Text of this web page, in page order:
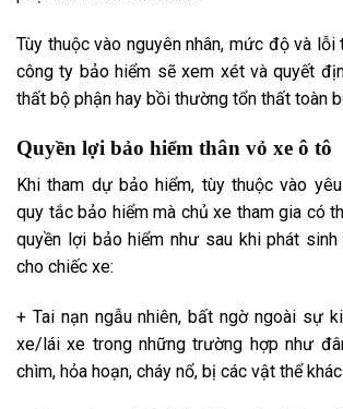
Tùy thuộc vào nguyên nhân, mức độ và lỗi
công ty bảo hiểm sẽ xem xét và quyết
thất bộ phận hay bồi thường tổn thất toàn
Quyền lợi bảo hiểm thân vỏ xe ô tô
Khitham dựbảo hiểm, tùy thuộc vào
quy tắc bảo hiểm mà chủ xe tham gia có
quyền lợi bảo hiểm như sau khi phát
cho chiếc xe:
+ Tai nạn ngẫu nhiên, bất ngờ ngoài sự
xe/lái xe trong nhữngtrường hợpnhư
chìm, hỏa hoạn, cháy nổ, bị các vật thể